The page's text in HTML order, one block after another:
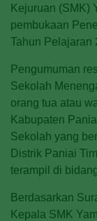
Kejuruan (SMK)
pembukaan
Tahun Pelajaran
Pengumuman
Sekolah
orang tua atau
Kabupaten
Sekolah yang
Distrik Paniai
terampil di
Berdasarkan
Kepala SMK